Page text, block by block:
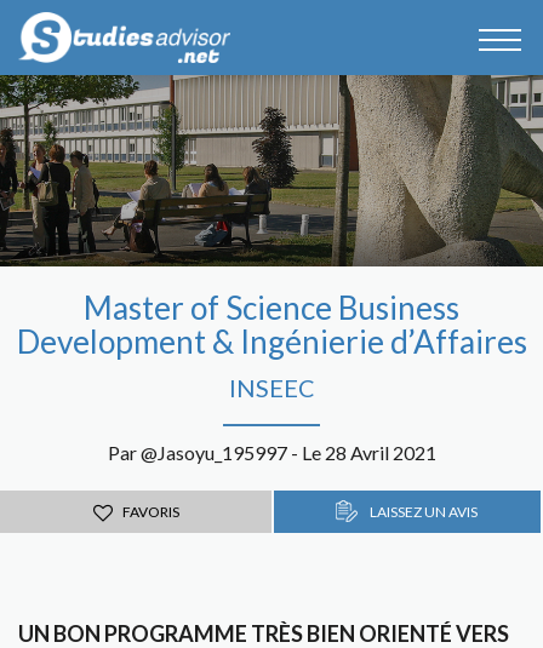
Master of Science Business
Development & Ingénierie d’Affaires
INSEEC
Par @Jasoyu_195997 - Le 28 Avril 2021
FAVORIS LAISSEZ UN AVIS
UN BON PROGRAMME TRÈS BIEN ORIENTÉ VERS